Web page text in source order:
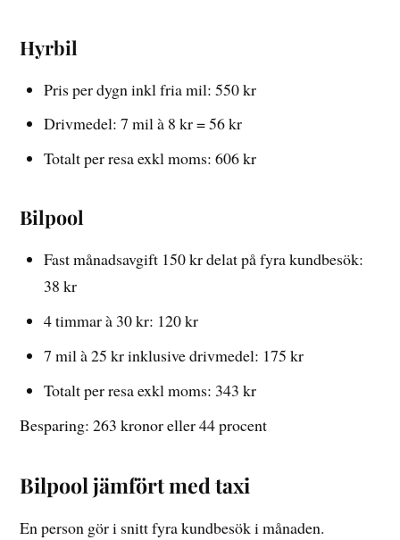
Hyrbil
Pris per dygn inkl fria mil: 550 kr
Drivmedel: 7 mil à 8 kr = 56 kr
Totalt per resa exkl moms: 606 kr
Bilpool
Fast månadsavgift 150 kr delat på fyra kundbesök:
38 kr
4 timmar à 30 kr: 120 kr
7 mil à 25 kr inklusive drivmedel: 175 kr
Totalt per resa exkl moms: 343 kr
Besparing: 263 kronor eller 44 procent
Bilpool jämfört med taxi
En person gör i snitt fyra kundbesök i månaden.